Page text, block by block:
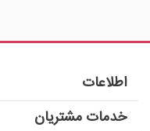
اطلاعات
خدمات مشتریان